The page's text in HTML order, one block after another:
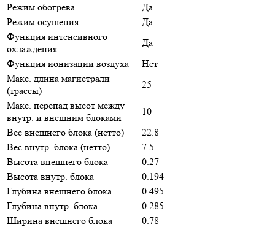
Режим обогрева
Да
Режим осушения
Да
Функция интенсивного
охлаждения
Да
Функция ионизации воздуха
Нет
Макс. длина магистрали
(трассы)
25
Макс. перепад высот между
внутр. и внешним блоками
10
Вес внешнего блока (нетто)
22.8
Вес внутр. блока (нетто)
7.5
Высота внешнего блока
0.27
Высота внутр. блока
0.194
Глубина внешнего блока
0.495
Глубина внутр. блока
0.285
Ширина внешнего блока
0.78